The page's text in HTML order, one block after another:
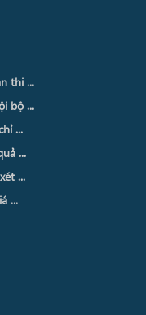
thi ...
bộ ...
...
...
...
...